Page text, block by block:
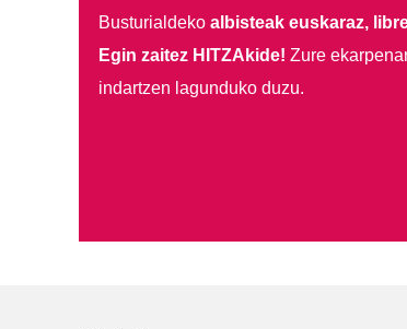
Busturialdeko albisteak euskaraz,
Egin zaitez HITZAkide! Zure
indartzen lagunduko duzu.